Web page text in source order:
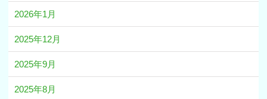
2026年1月
2025年12月
2025年9月
2025年8月